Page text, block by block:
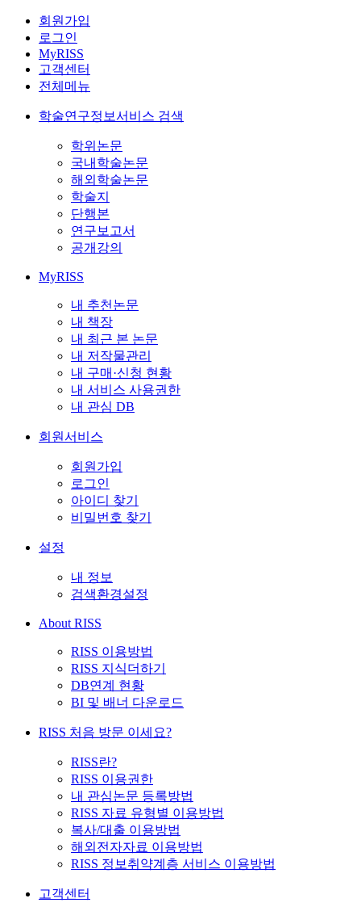
회원가입
로그인
MyRISS
고객센터
전체메뉴
학술연구정보서비스 검색
학위논문
국내학술논문
해외학술논문
학술지
단행본
연구보고서
공개강의
MyRISS
내 추천논문
내 책장
내 최근 본 논문
내 저작물관리
내 구매·신청 현황
내 서비스 사용권한
내 관심 DB
회원서비스
회원가입
로그인
아이디 찾기
비밀번호 찾기
설정
내 정보
검색환경설정
About RISS
RISS 이용방법
RISS 지식더하기
DB연계 현황
BI 및 배너 다운로드
RISS 처음 방문 이세요?
RISS란?
RISS 이용권한
내 관심논문 등록방법
RISS 자료 유형별 이용방법
복사/대출 이용방법
해외전자자료 이용방법
RISS 정보취약계층 서비스 이용방법
고객센터